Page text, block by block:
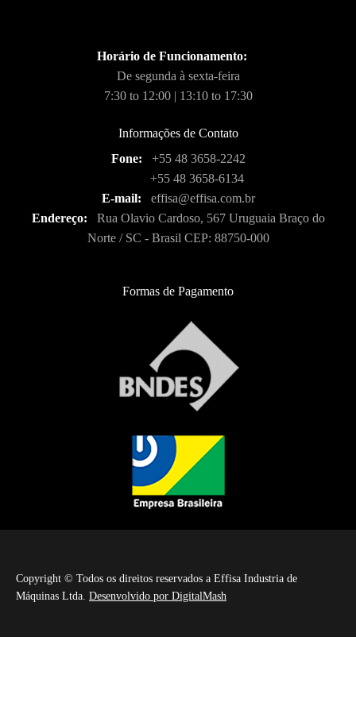
Horário de Funcionamento:
De segunda à sexta-feira
7:30 to 12:00 | 13:10 to 17:30
Informações de Contato
Fone:
+55 48 3658-2242
+55 48 3658-6134
E-mail:
effisa@effisa.com.br
Endereço:
Rua Olavio Cardoso, 567 Uruguaia Braço do
Norte / SC - Brasil CEP: 88750-000
Formas de Pagamento
Copyright © Todos os direitos reservados a Effisa Industria de
Máquinas Ltda. Desenvolvido por DigitalMash